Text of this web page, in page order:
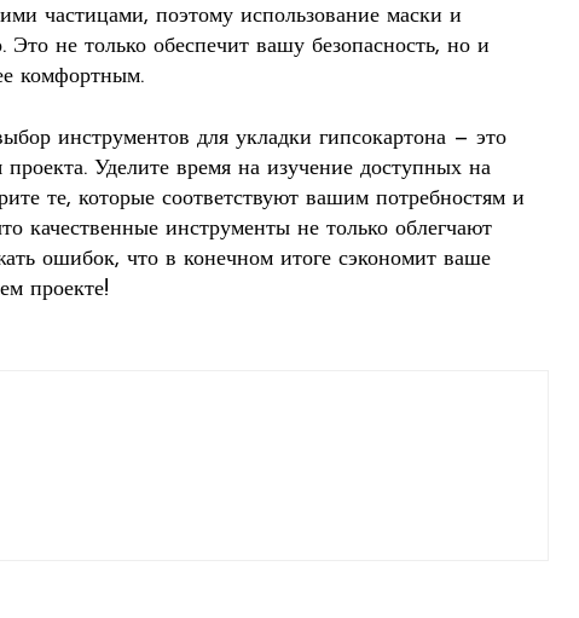
частицами, поэтому использование маски и
Это не только обеспечит вашу безопасность, но и
комфортным.
инструментов для укладки гипсокартона — это
Уделите время на изучение доступных на
те, которые соответствуют вашим потребностям и
качественные инструменты не только облегчают
ошибок, что в конечном итоге сэкономит ваше
проекте!